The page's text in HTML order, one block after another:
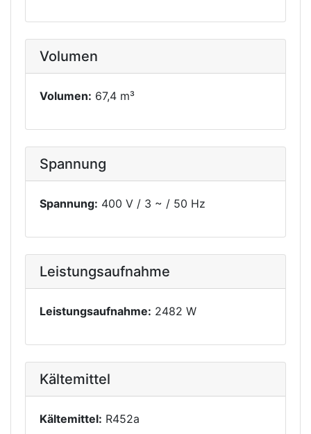
Volumen
Volumen: 67,4 m³
Spannung
Spannung: 400 V / 3 ~ / 50 Hz
Leistungsaufnahme
Leistungsaufnahme: 2482 W
Kältemittel
Kältemittel: R452a